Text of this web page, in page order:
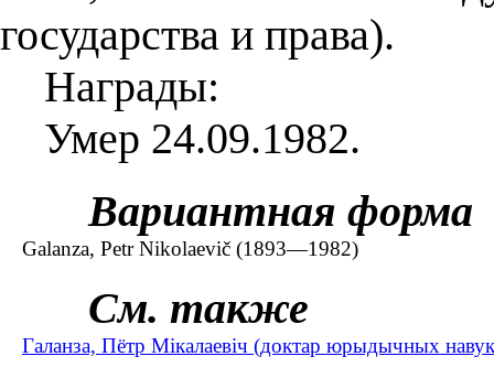
государства и права).
Награды:
Умер 24.09.1982.
Вариантная форма
Galanza, Petr Nikolaevič (1893—1982)
См. также
Галанза, Пётр Мікалаевіч (доктар юрыдычных